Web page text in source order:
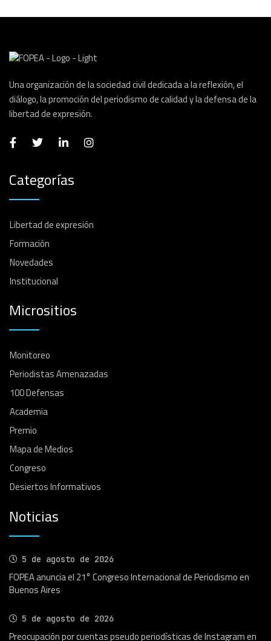
Una organización de la sociedad civil dedicada a la reflexión, el
diálogo, la promoción del periodismo de calidad y la defensa de la
libertad de expresión.
Categorías
Libertad de expresión
Formación
Novedades
Institucional
Micrositios
Monitoreo
Periodistas Amenazadas
100 Defensas
Academia
Premio
Mapa de Medios
Congreso
Desiertos Informativos
Noticias
5 de agosto de 2026
FOPEA anuncia el 21° Congreso Internacional de Periodismo en
Buenos Aires
5 de agosto de 2026
Preocupación por cuentas pseudo periodísticas de Instagram en